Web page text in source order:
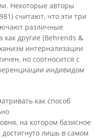
Некоторые авторы
считают, что эти три
различные
как другие (Behrends &
интернализации
но соотносится с
индивидом
как способ
на котором базисное
лишь в самом